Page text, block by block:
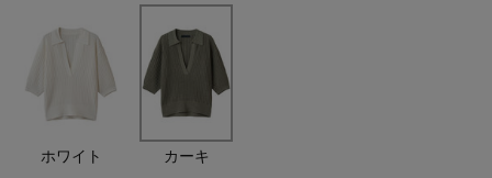
【限定】ここでしか買えないアイテム
【ペプラム】トレンドシルエット
ワンピース・チュニック
パンツ
スカート
スニーカー
フラットシューズ
ショルダーバッグ
ストール・マフラー・ケープ
帽子・イヤーマフ
すべてのアクセサリー
ピアス・イヤリング
ランジェリー
すべてのランジェリー
すべてのスポーツ
ホワイト カーキ